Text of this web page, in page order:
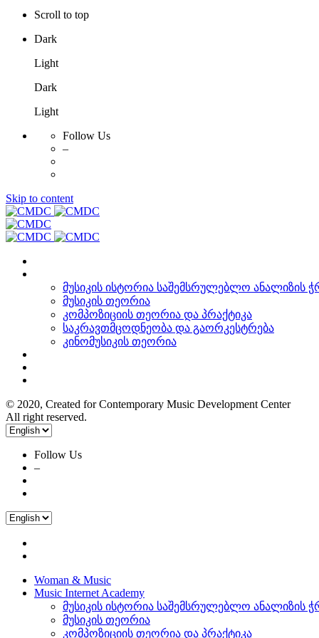
Scroll to top
Dark
Light
Dark
Light
Follow Us
–
Skip to content
მუსიკის ისტორია საშემსრულებლო ანალიზის
მუსიკის თეორია
კომპოზიციის თეორია და პრაქტიკა
საკრავთმცოდნეობა და გაორკესტრება
კინომუსიკის თეორია
© 2020, Created for Contemporary Music Development Center
All right reserved.
Follow Us
–
Woman & Music
Music Internet Academy
მუსიკის ისტორია საშემსრულებლო ანალიზის
მუსიკის თეორია
კომპოზიციის თეორია და პრაქტიკა